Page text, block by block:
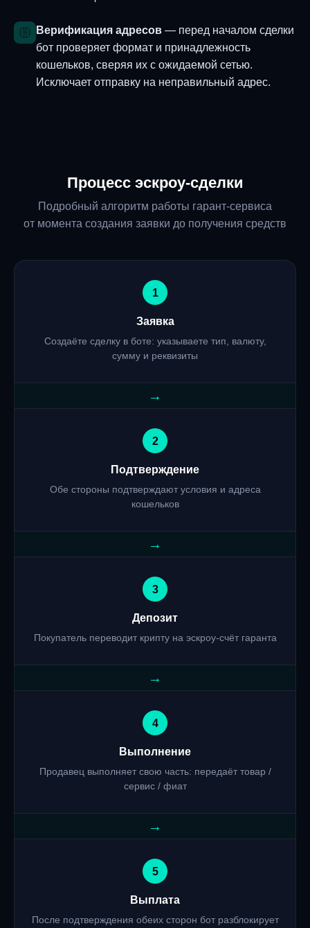
Верификация адресов — перед началом сделки
бот проверяет формат и принадлежность
кошельков, сверяя их с ожидаемой сетью.
Исключает отправку на неправильный адрес.
Процесс эскроу-сделки
Подробный алгоритм работы гарант-сервиса
от момента создания заявки до получения средств
1
Заявка
Создаёте сделку в боте: указываете тип, валюту,
сумму и реквизиты
→
2
Подтверждение
Обе стороны подтверждают условия и адреса
кошельков
→
3
Депозит
Покупатель переводит крипту на эскроу-счёт гаранта
→
4
Выполнение
Продавец выполняет свою часть: передаёт товар /
сервис / фиат
→
5
Выплата
После подтверждения обеих сторон бот разблокирует